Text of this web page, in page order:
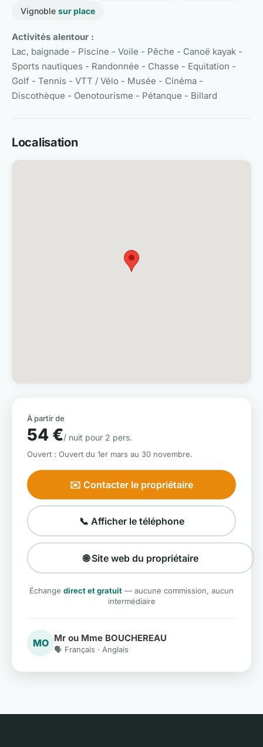
Vignoble sur place
Activités alentour :
Lac, baignade - Piscine - Voile - Pêche - Canoë kayak -
Sports nautiques - Randonnée - Chasse - Equitation -
Golf - Tennis - VTT / Vélo - Musée - Cinéma -
Discothèque - Oenotourisme - Pétanque - Billard
Localisation
À partir de
54 €/ nuit pour 2 pers.
Ouvert : Ouvert du 1er mars au 30 novembre.
✉️ Contacter le propriétaire
📞 Afficher le téléphone
🌐 Site web du propriétaire
Échange direct et gratuit — aucune commission, aucun
intermédiaire
MO Mr ou Mme BOUCHEREAU
🗣️ Français · Anglais